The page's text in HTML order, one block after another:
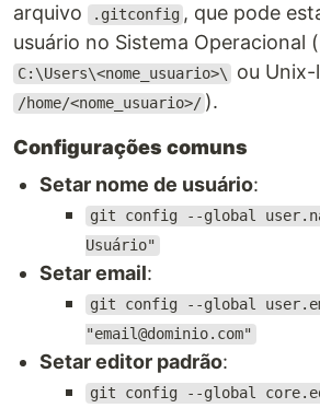
arquivo
.gitconfig , que pode
usuário no Sistema Operacional
C:\Users\<nome_usuario>\ ou Unix-
/home/<nome_usuario>/ ).
Configurações comuns
Setar nome de usuário:
git config --global
Usuário"
Setar email:
git config --global
"email@dominio.com"
Setar editor padrão:
git config --global